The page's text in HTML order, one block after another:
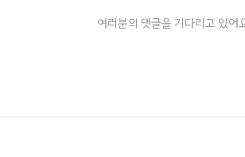
여러분의 댓글을 기다리고 있어